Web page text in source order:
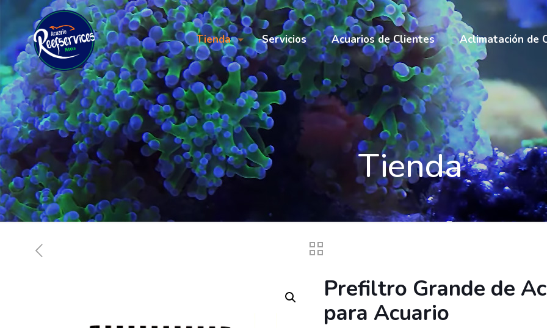
Tienda Servicios Acuarios de Clientes Aclimatación de
Tienda
Prefiltro Grande de
para Acuario